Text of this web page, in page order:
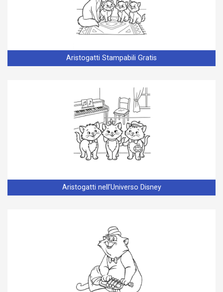
Aristogatti Stampabili Gratis
Aristogatti nell’Universo Disney